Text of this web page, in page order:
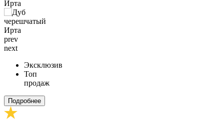
prev
next
Эксклюзив
Топ
продаж
Подробнее